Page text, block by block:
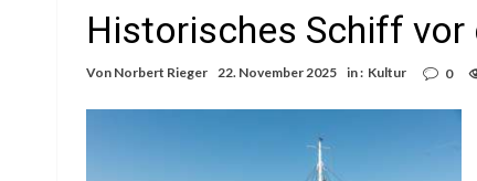
Historisches Schiff
Von Norbert Rieger 22. November 2025 in : Kultur 0